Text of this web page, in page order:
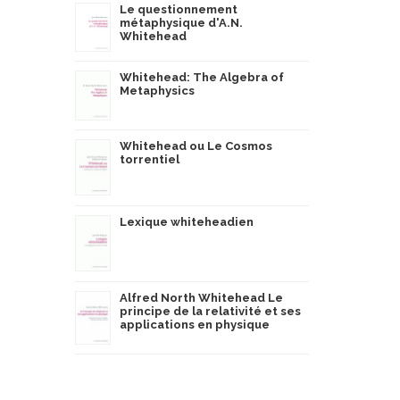
Le questionnement
métaphysique d'A.N.
Whitehead
Whitehead: The Algebra of
Metaphysics
Whitehead ou Le Cosmos
torrentiel
Lexique whiteheadien
Alfred North Whitehead Le
principe de la relativité et ses
applications en physique